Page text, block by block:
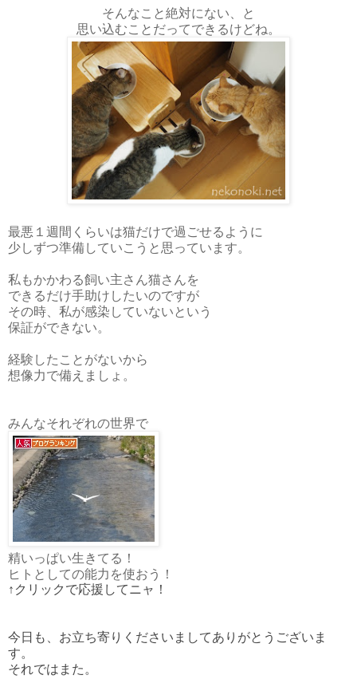
そんなこと絶対にない、と
思い込むことだってできるけどね。
最悪１週間くらいは猫だけで過ごせるように
少しずつ準備していこうと思っています。
私もかかわる飼い主さん猫さんを
できるだけ手助けしたいのですが
その時、私が感染していないという
保証ができない。
経験したことがないから
想像力で備えましょ。
みんなそれぞれの世界で
精いっぱい生きてる！
ヒトとしての能力を使おう！
↑クリックで応援してニャ！
今日も、お立ち寄りくださいましてありがとうございま
す。
それではまた。